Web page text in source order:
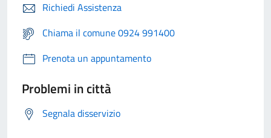
Richiedi Assistenza
Chiama il comune 0924 991400
Prenota un appuntamento
Problemi in città
Segnala disservizio